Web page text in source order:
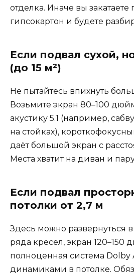
отделка. Иначе вы
гипсокартон и будете
Если подвал сухой,
(до 15 м²)
Не пытайтесь впихнуть
Возьмите экран 80–100
акустику 5.1 (например,
на стойках),
даёт большой экран с
Места хватит на диван и
Если подвал
потолки от 2,7 м
Здесь можно развернуться
ряда кресел, экран 120–150
полноценная система Dolby
динамиками в потолке.